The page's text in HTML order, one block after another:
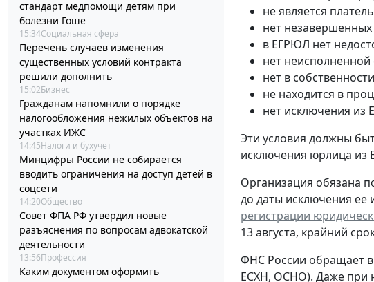
стандарт медпомощи детям при
болезни Гоше
15:34Социальная сфера
Перечень случаев изменения
существенных условий контракта
решили дополнить
15:02Бизнес
Гражданам напомнили о порядке
налогообложения нежилых объектов на
участках ИЖС
14:45Налоги и бухучет
Минцифры России не собирается
вводить ограничения на доступ детей в
соцсети
14:20Общество
Совет ФПА РФ утвердил новые
разъяснения по вопросам адвокатской
деятельности
13:56Профессия
Каким документом оформить
не является
нет
в ЕГРЮЛ нет
нет неисполненной
нет в
не находится в
нет исключения
Эти условия должны
исключения юрлица из
Организация обязана
до даты исключения ее
регистрации
13 августа, крайний
ФНС России обращает
ЕСХН, ОСНО). Даже при